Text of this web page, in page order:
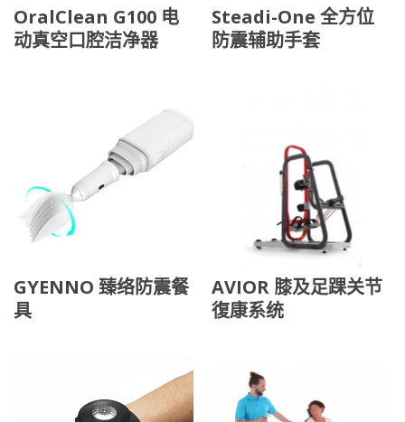
OralClean G100 电
动真空口腔洁净器
Steadi-One 全方位
防震辅助手套
GYENNO 臻络防震餐
具
AVIOR 膝及足踝关节
復康系统